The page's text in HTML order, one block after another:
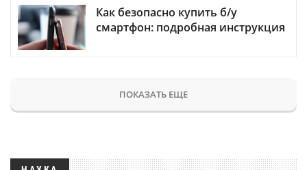
Как безопасно купить б/у
смартфон: подробная инструкция
ПОКАЗАТЬ ЕЩЕ